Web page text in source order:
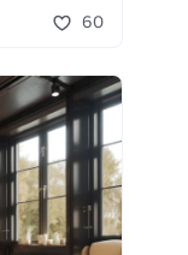
60